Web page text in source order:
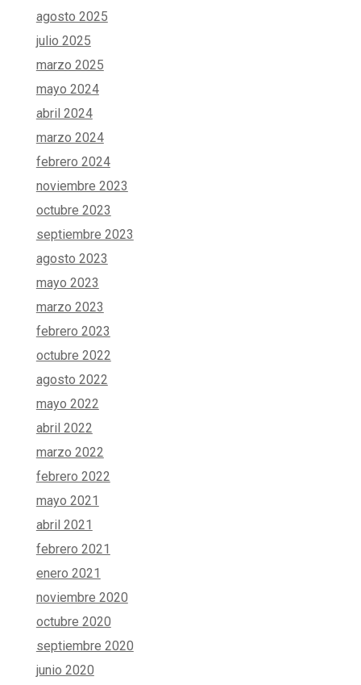
agosto 2025
julio 2025
marzo 2025
mayo 2024
abril 2024
marzo 2024
febrero 2024
noviembre 2023
octubre 2023
septiembre 2023
agosto 2023
mayo 2023
marzo 2023
febrero 2023
octubre 2022
agosto 2022
mayo 2022
abril 2022
marzo 2022
febrero 2022
mayo 2021
abril 2021
febrero 2021
enero 2021
noviembre 2020
octubre 2020
septiembre 2020
junio 2020